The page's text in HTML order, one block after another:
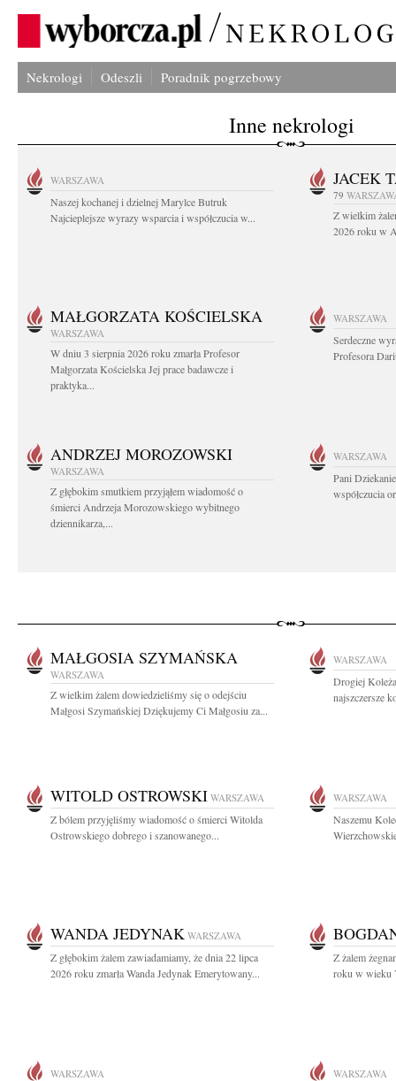
Nekrologi Odeszli Poradnik pogrzebowy
Inne nekrologi
WARSZAWA
Naszej kochanej i dzielnej Marylce Butruk
Najcieplejsze wyrazy wsparcia i współczucia w...
JACEK
79
Z wielkim
2026 roku w
MAŁGORZATA KOŚCIELSKA
WARSZAWA
W dniu 3 sierpnia 2026 roku zmarła Profesor
Małgorzata Kościelska Jej prace badawcze i
praktyka...
WARSZAWA
Serdeczne
Profesora
ANDRZEJ MOROZOWSKI
WARSZAWA
Z głębokim smutkiem przyjąłem wiadomość o
śmierci Andrzeja Morozowskiego wybitnego
dziennikarza,...
WARSZAWA
Pani
współczucia
MAŁGOSIA SZYMAŃSKA
WARSZAWA
Z wielkim żalem dowiedzieliśmy się o odejściu
Małgosi Szymańskiej Dziękujemy Ci Małgosiu za...
WARSZAWA
Drogiej
najszczersze
WITOLD OSTROWSKI WARSZAWA
Z bólem przyjęliśmy wiadomość o śmierci Witolda
Ostrowskiego dobrego i szanowanego...
WARSZAWA
Naszemu
WANDA JEDYNAK WARSZAWA
Z głębokim żalem zawiadamiamy, że dnia 22 lipca
2026 roku zmarła Wanda Jedynak Emerytowany...
Z żalem
roku w wieku
WARSZAWA WARSZAWA